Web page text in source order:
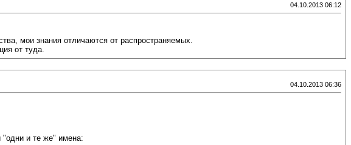
04.10.2013 06:12
мои знания отличаются от распространяемых.
от туда.
04.10.2013 06:36
"одни и те же" имена: